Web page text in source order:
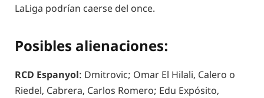
LaLiga podrían caerse del once.
Posibles alienaciones:
RCD Espanyol: Dmitrovic; Omar El Hilali, Calero o
Riedel, Cabrera, Carlos Romero; Edu Expósito,